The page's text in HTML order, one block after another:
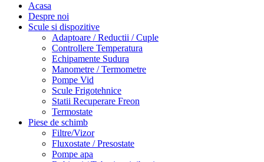
Acasa
Despre noi
Scule si dispozitive
Adaptoare / Reductii / Cuple
Controllere Temperatura
Echipamente Sudura
Manometre / Termometre
Pompe Vid
Scule Frigotehnice
Statii Recuperare Freon
Termostate
Piese de schimb
Filtre/Vizor
Fluxostate / Presostate
Pompe apa